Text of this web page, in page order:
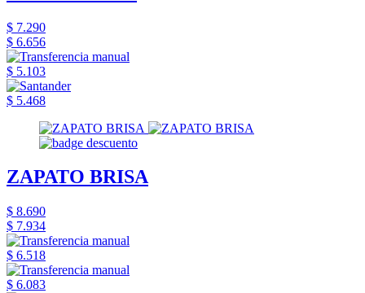
$ 7.290
$ 6.656
$ 5.103
$ 5.468
ZAPATO BRISA
$ 8.690
$ 7.934
$ 6.518
$ 6.083